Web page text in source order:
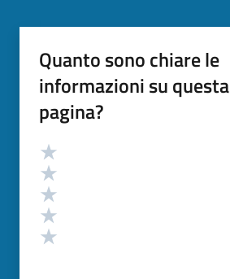
Quanto sono chiare le
informazioni su questa
pagina?
Valutazione